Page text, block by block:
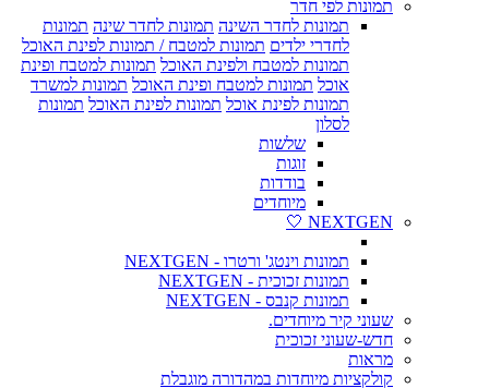
תמונות לפי חדר
תמונות לחדר השינה תמונות לחדר שינה תמונות
לחדרי ילדים תמונות למטבח / תמונות לפינת האוכל
תמונות למטבח ולפינת האוכל תמונות למטבח ופינת
אוכל תמונות למטבח ופינת האוכל תמונות למשרד
תמונות לפינת אוכל תמונות לפינת האוכל תמונות
לסלון
שלשות
זוגות
בודדות
מיוחדים
NEXTGEN 🤍
תמונות וינטג' ורטרו - NEXTGEN
תמונות זכוכית - NEXTGEN
תמונות קנבס - NEXTGEN
שעוני קיר מיוחדים.
חדש-שעוני זכוכית
מראות
קולקציות מיוחדות במהדורה מוגבלת